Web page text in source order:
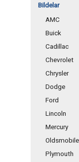
Bildelar
AMC
Buick
Cadillac
Chevrolet
Chrysler
Dodge
Ford
Lincoln
Mercury
Oldsmobile
Plymouth